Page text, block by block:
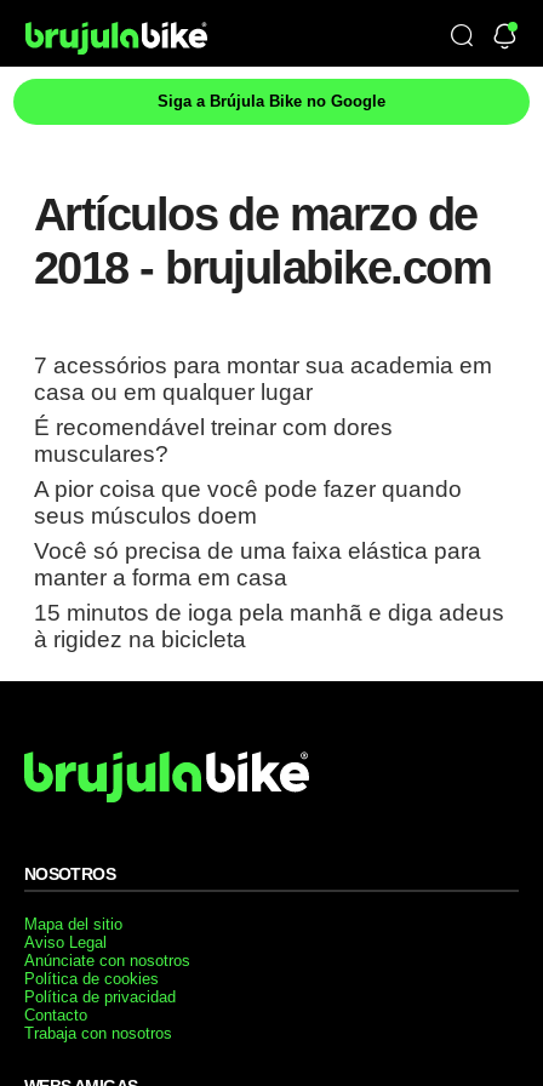
Siga a Brújula Bike no Google
Artículos de marzo de
2018 - brujulabike.com
7 acessórios para montar sua academia em
casa ou em qualquer lugar
É recomendável treinar com dores
musculares?
A pior coisa que você pode fazer quando
seus músculos doem
Você só precisa de uma faixa elástica para
manter a forma em casa
15 minutos de ioga pela manhã e diga adeus
à rigidez na bicicleta
NOSOTROS
Mapa del sitio
Aviso Legal
Anúnciate con nosotros
Política de cookies
Política de privacidad
Contacto
Trabaja con nosotros